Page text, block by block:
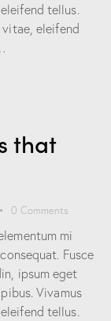
tellus.
eleifend
that
0 Comments
mi
Fusce
ipsum eget
Vivamus
tellus.